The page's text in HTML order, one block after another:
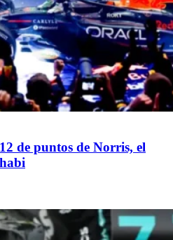
de puntos de Norris, el